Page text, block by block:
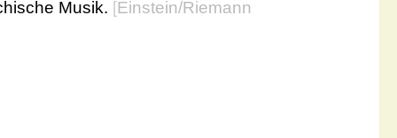
Musik. [Einstein/Riemann